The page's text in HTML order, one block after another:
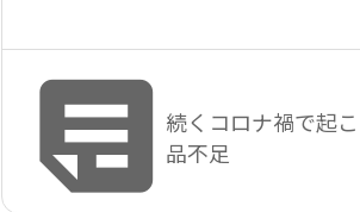
続くコロナ禍で起こ
品不足